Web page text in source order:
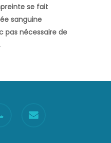
se fait
sanguine
pas nécessaire de